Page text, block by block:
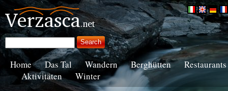
Home Das Tal Wandern Berghütten
Restaurants
Aktivitäten
Winter